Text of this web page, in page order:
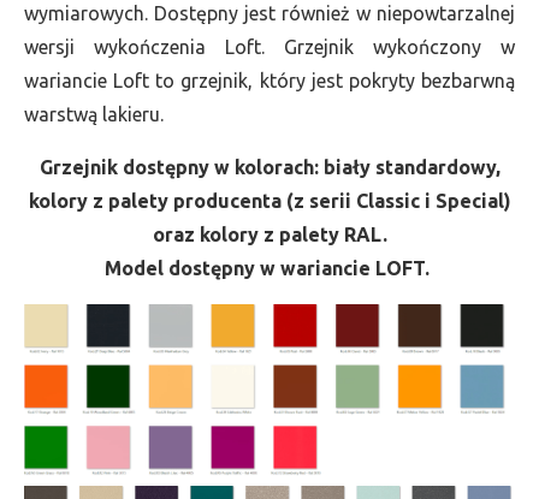
wymiarowych. Dostępny jest również w niepowtarzalnej
wersji wykończenia Loft. Grzejnik wykończony w
wariancie Loft to grzejnik, który jest pokryty bezbarwną
warstwą lakieru.
Grzejnik dostępny w kolorach: biały standardowy,
kolory z palety producenta (z serii Classic i Special)
oraz kolory z palety RAL.
Model dostępny w wariancie LOFT.